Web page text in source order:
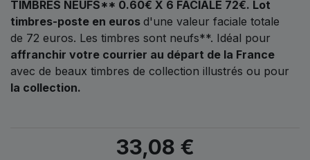
TIMBRES NEUFS** 0.60€ X 6 FACIALE 72€. Lot
timbres-poste en euros d'une valeur faciale totale
de 72 euros. Les timbres sont neufs**. Idéal pour
affranchir votre courrier au départ de la France
avec de beaux timbres de collection illustrés ou pour
la collection.
33,08 €